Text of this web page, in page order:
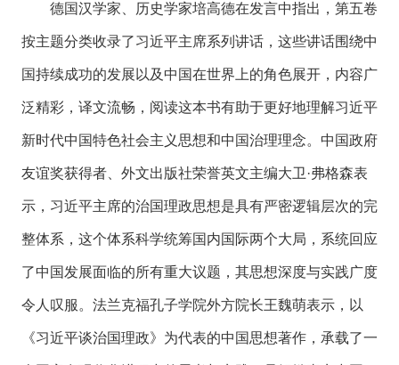
德国汉学家、历史学家培高德在发言中指出，第五卷
按主题分类收录了习近平主席系列讲话，这些讲话围绕中
国持续成功的发展以及中国在世界上的角色展开，内容广
泛精彩，译文流畅，阅读这本书有助于更好地理解习近平
新时代中国特色社会主义思想和中国治理理念。中国政府
友谊奖获得者、外文出版社荣誉英文主编大卫·弗格森表
示，习近平主席的治国理政思想是具有严密逻辑层次的完
整体系，这个体系科学统筹国内国际两个大局，系统回应
了中国发展面临的所有重大议题，其思想深度与实践广度
令人叹服。法兰克福孔子学院外方院长王魏萌表示，以
《习近平谈治国理政》为代表的中国思想著作，承载了一